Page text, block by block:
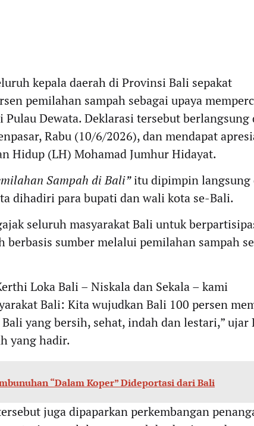
kepala daerah di Provinsi Bali sepakat
pemilahan sampah sebagai upaya
Pulau Dewata. Deklarasi tersebut berlangsung
Rabu (10/6/2026), dan mendapat
Hidup (LH) Mohamad Jumhur Hidayat.
Sampah di Bali”itu dipimpin langsung
dihadiri para bupati dan wali kota se-Bali.
seluruh masyarakat Bali untuk
berbasis sumber melalui pemilahan sampah
Loka Bali – Niskala dan Sekala – kami
Bali: Kita wujudkan Bali 100 persen
yang bersih, sehat, indah dan lestari,” ujar
yang hadir.
“Dalam Koper” Dideportasi dari Bali
juga dipaparkan perkembangan